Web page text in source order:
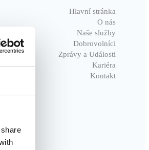
Hlavní stránka
O nás
Naše služby
Dobrovolníci
Zprávy a Události
Kariéra
Kontakt